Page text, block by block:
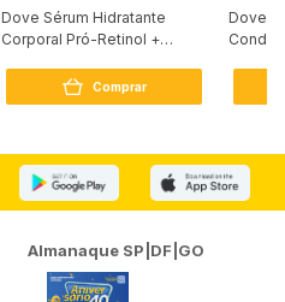
Dove Sérum Hidratante
Corporal Pró-Retinol +
Comprar
Dove
Almanaque SP|DF|GO